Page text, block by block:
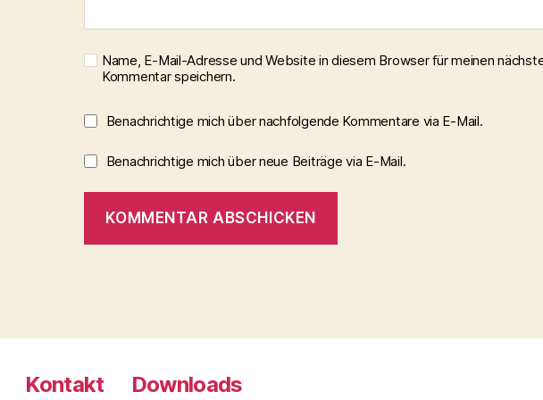
Name, E-Mail-Adresse und Website in diesem Browser für meinen
Kommentar speichern.
Benachrichtige mich über nachfolgende Kommentare via E-Mail.
Benachrichtige mich über neue Beiträge via E-Mail.
Kontakt Downloads